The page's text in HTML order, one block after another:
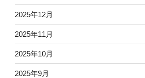
2025年12月
2025年11月
2025年10月
2025年9月